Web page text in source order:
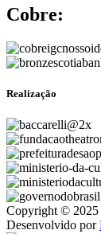
Cobre:
Realização
Copyright © 2025
Desenvolvido por